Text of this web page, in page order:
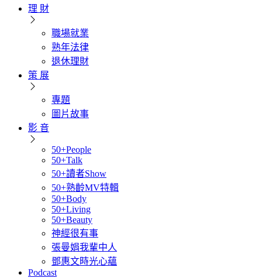
理 財
職場就業
熟年法律
退休理財
策 展
專題
圖片故事
影 音
50+People
50+Talk
50+讀者Show
50+熟齡MV特輯
50+Body
50+Living
50+Beauty
神經很有事
張曼娟我輩中人
鄧惠文時光心蘊
Podcast